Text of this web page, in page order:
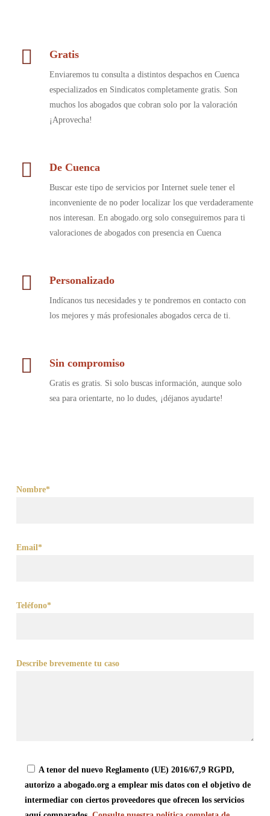
Gratis
Enviaremos tu consulta a distintos despachos en Cuenca
especializados en Sindicatos completamente gratis. Son
muchos los abogados que cobran solo por la valoración
¡Aprovecha!
De Cuenca
Buscar este tipo de servicios por Internet suele tener el
inconveniente de no poder localizar los que verdaderamente
nos interesan. En abogado.org solo conseguiremos para ti
valoraciones de abogados con presencia en Cuenca
Personalizado
Indícanos tus necesidades y te pondremos en contacto con
los mejores y más profesionales abogados cerca de ti.
Sin compromiso
Gratis es gratis. Si solo buscas información, aunque solo
sea para orientarte, no lo dudes, ¡déjanos ayudarte!
Nombre*
Email*
Teléfono*
Describe brevemente tu caso
A tenor del nuevo Reglamento (UE) 2016/67,9 RGPD,
autorizo a abogado.org a emplear mis datos con el objetivo de
intermediar con ciertos proveedores que ofrecen los servicios